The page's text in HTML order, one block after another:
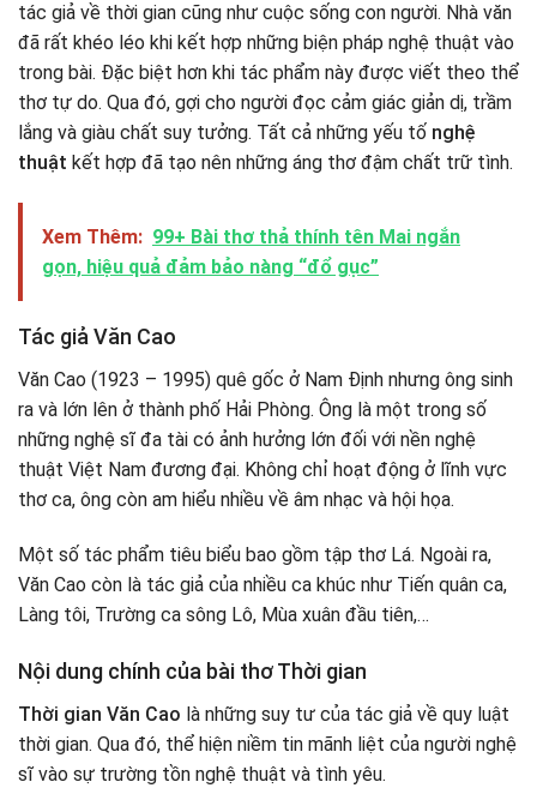
tác giả về thời gian cũng như cuộc sống con người. Nhà văn
đã rất khéo léo khi kết hợp những biện pháp nghệ thuật vào
trong bài. Đặc biệt hơn khi tác phẩm này được viết theo thể
thơ tự do. Qua đó, gợi cho người đọc cảm giác giản dị, trầm
lắng và giàu chất suy tưởng. Tất cả những yếu tố nghệ
thuật kết hợp đã tạo nên những áng thơ đậm chất trữ tình.
Xem Thêm: 99+ Bài thơ thả thính tên Mai ngắn
gọn, hiệu quả đảm bảo nàng “đổ gục”
Tác giả Văn Cao
Văn Cao (1923 – 1995) quê gốc ở Nam Định nhưng ông sinh
ra và lớn lên ở thành phố Hải Phòng. Ông là một trong số
những nghệ sĩ đa tài có ảnh hưởng lớn đối với nền nghệ
thuật Việt Nam đương đại. Không chỉ hoạt động ở lĩnh vực
thơ ca, ông còn am hiểu nhiều về âm nhạc và hội họa.
Một số tác phẩm tiêu biểu bao gồm tập thơ Lá. Ngoài ra,
Văn Cao còn là tác giả của nhiều ca khúc như Tiến quân ca,
Làng tôi, Trường ca sông Lô, Mùa xuân đầu tiên,…
Nội dung chính của bài thơ Thời gian
Thời gian Văn Cao là những suy tư của tác giả về quy luật
thời gian. Qua đó, thể hiện niềm tin mãnh liệt của người nghệ
sĩ vào sự trường tồn nghệ thuật và tình yêu.